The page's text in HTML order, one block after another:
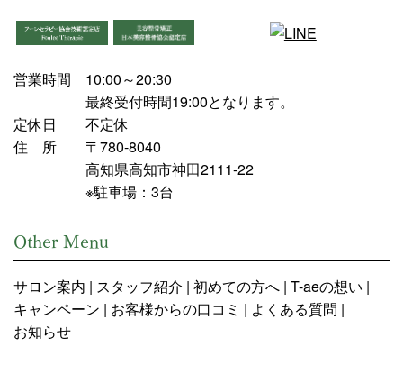
営業時間
10:00～20:30
最終受付時間19:00となります。
定休日
不定休
住 所
〒780-8040
高知県高知市神田2111-22
※駐車場：3台
Other Menu
サロン案内 スタッフ紹介 初めての方へ T-aeの想い
キャンペーン
お客様からの口コミ
よくある質問
お知らせ